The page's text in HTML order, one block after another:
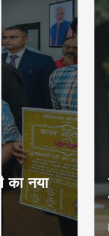
खेल Udaipur
पिम्स मेवाड़
रियल स्टेट्स ने
February 19,